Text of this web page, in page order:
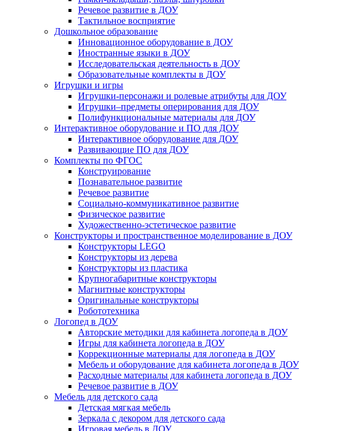
Речевое развитие в ДОУ
Тактильное восприятие
Дошкольное образование
Инновационное оборудование в ДОУ
Иностранные языки в ДОУ
Исследовательская деятельность в ДОУ
Образовательные комплекты в ДОУ
Игрушки и игры
Игрушки-персонажи и ролевые атрибуты для ДОУ
Игрушки–предметы оперирования для ДОУ
Полифункциональные материалы для ДОУ
Интерактивное оборудование и ПО для ДОУ
Интерактивное оборудование для ДОУ
Развивающие ПО для ДОУ
Комплекты по ФГОС
Конструирование
Познавательное развитие
Речевое развитие
Социально-коммуникативное развитие
Физическое развитие
Художественно-эстетическое развитие
Конструкторы и пространственное моделирование в ДОУ
Конструкторы LEGO
Конструкторы из дерева
Конструкторы из пластика
Крупногабаритные конструкторы
Магнитные конструкторы
Оригинальные конструкторы
Робототехника
Логопед в ДОУ
Авторские методики для кабинета логопеда в ДОУ
Игры для кабинета логопеда в ДОУ
Коррекционные материалы для логопеда в ДОУ
Мебель и оборудование для кабинета логопеда в ДОУ
Расходные материалы для кабинета логопеда в ДОУ
Речевое развитие в ДОУ
Мебель для детского сада
Детская мягкая мебель
Зеркала с декором для детского сада
Игровая мебель в ДОУ